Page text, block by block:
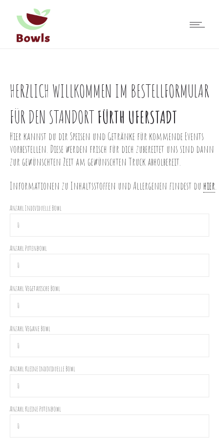
HERZLICH WILLKOMMEN IM BESTELLFORMULAR
FÜR DEN STANDORTFÜRTH UFERSTADT
Hier kannst du dir Speisen und Getränke für kommende Events
vorbestellen. Diese werden frisch für dich zubereitet uns sind dann
zur gewünschten Zeit am gewünschten Truck abholbereit.
Informationen zu Inhaltsstoffen und Allergenen findest du hier
Anzahl Individuelle Bowl
Anzahl Putenbowl
Anzahl Vegetarische Bowl
Anzahl Vegane Bowl
Anzahl Kleine individuelle Bowl
Anzahl Kleine Putenbowl